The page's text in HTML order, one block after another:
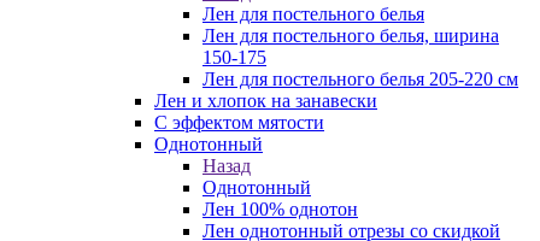
Лен для постельного белья
Лен для постельного белья, ширина
150-175
Лен для постельного белья 205-220 см
Лен и хлопок на занавески
С эффектом мятости
Однотонный
Назад
Однотонный
Лен 100% однотон
Лен однотонный отрезы со скидкой